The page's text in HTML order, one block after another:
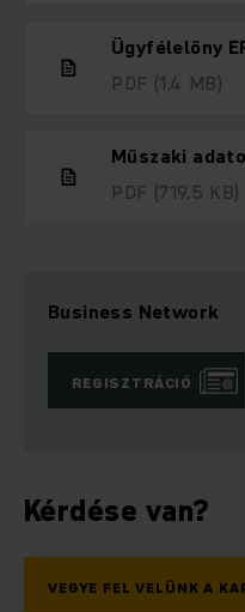
Ügyfélelőny
PDF (1,4 MB)
Műszaki
PDF (719,5 KB)
Business Network
REGISZTRÁCIÓ
Kérdése van?
VEGYE FEL VELÜNK A